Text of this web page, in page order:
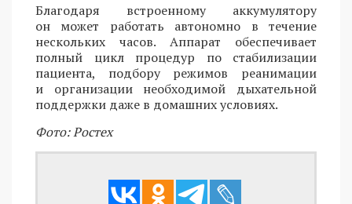
Благодаря встроенному аккумулятору
он может работать автономно в течение
нескольких часов. Аппарат обеспечивает
полный цикл процедур по стабилизации
пациента, подбору режимов реанимации
и организации необходимой дыхательной
поддержки даже в домашних условиях.
Фото: Ростех